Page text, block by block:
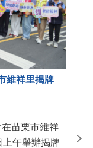
維祥里揭牌
苗栗市維祥
上午舉辦揭牌
苗